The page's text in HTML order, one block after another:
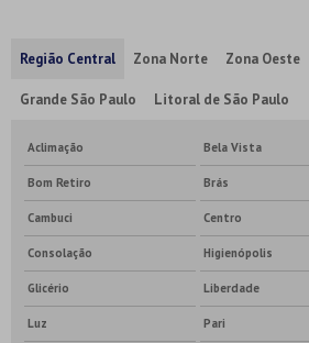
Região Central Zona Norte Zona Oeste
Grande São Paulo Litoral de São Paulo
Aclimação Bela Vista
Bom Retiro Brás
Cambuci Centro
Consolação Higienópolis
Glicério Liberdade
Luz Pari